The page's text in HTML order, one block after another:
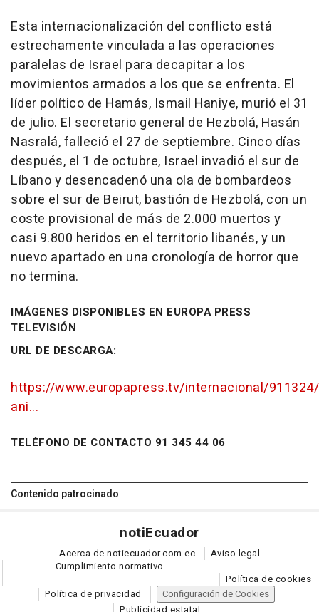
Esta internacionalización del conflicto está
estrechamente vinculada a las operaciones
paralelas de Israel para decapitar a los
movimientos armados a los que se enfrenta. El
líder político de Hamás, Ismail Haniye, murió el 31
de julio. El secretario general de Hezbolá, Hasán
Nasralá, falleció el 27 de septiembre. Cinco días
después, el 1 de octubre, Israel invadió el sur de
Líbano y desencadenó una ola de bombardeos
sobre el sur de Beirut, bastión de Hezbolá, con un
coste provisional de más de 2.000 muertos y
casi 9.800 heridos en el territorio libanés, y un
nuevo apartado en una cronología de horror que
no termina.
IMÁGENES DISPONIBLES EN EUROPA PRESS
TELEVISIÓN
URL DE DESCARGA:
https://www.europapress.tv/internacional/
ani...
TELÉFONO DE CONTACTO 91 345 44 06
Contenido patrocinado
notiEcuador
Acerca de notiecuador.com.ec
Aviso legal
Cumplimiento normativo
Política de cookies
Política de privacidad
Configuración de Cookies